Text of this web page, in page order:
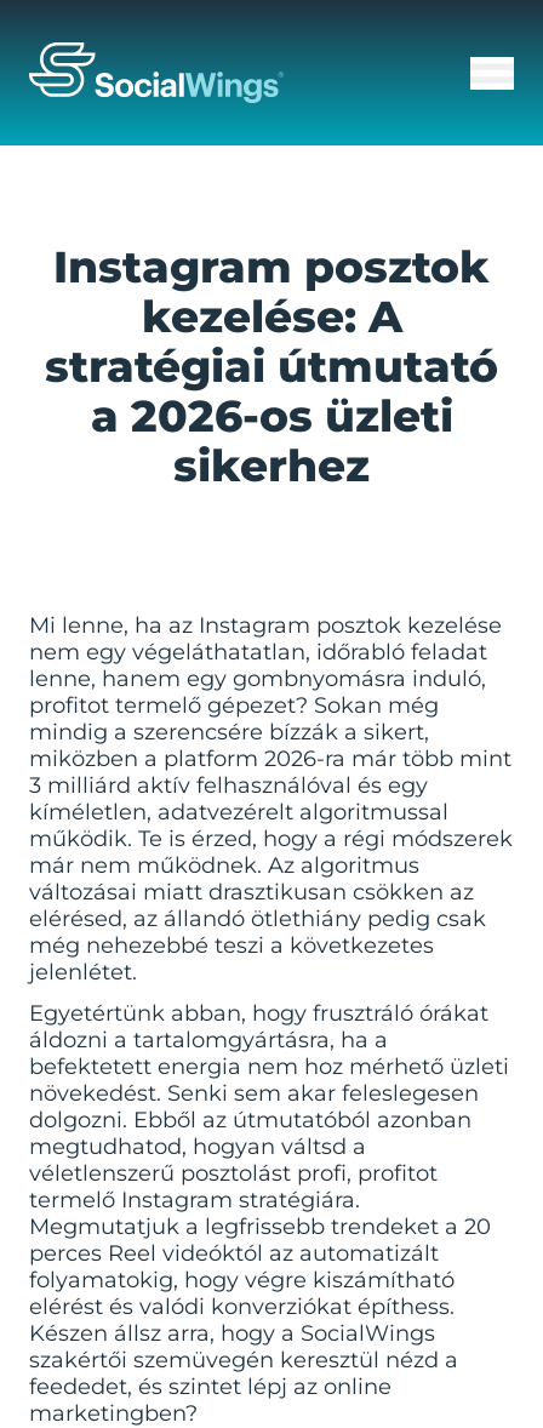
Instagram posztok
kezelése: A
stratégiai útmutató
a 2026-os üzleti
sikerhez
Mi lenne, ha az Instagram posztok kezelése
nem egy végeláthatatlan, időrabló feladat
lenne, hanem egy gombnyomásra induló,
profitot termelő gépezet? Sokan még
mindig a szerencsére bízzák a sikert,
miközben a platform 2026-ra már több mint
3 milliárd aktív felhasználóval és egy
kíméletlen, adatvezérelt algoritmussal
működik. Te is érzed, hogy a régi módszerek
már nem működnek. Az algoritmus
változásai miatt drasztikusan csökken az
elérésed, az állandó ötlethiány pedig csak
még nehezebbé teszi a következetes
jelenlétet.
Egyetértünk abban, hogy frusztráló órákat
áldozni a tartalomgyártásra, ha a
befektetett energia nem hoz mérhető üzleti
növekedést. Senki sem akar feleslegesen
dolgozni. Ebből az útmutatóból azonban
megtudhatod, hogyan váltsd a
véletlenszerű posztolást profi, profitot
termelő Instagram stratégiára.
Megmutatjuk a legfrissebb trendeket a 20
perces Reel videóktól az automatizált
folyamatokig, hogy végre kiszámítható
elérést és valódi konverziókat építhess.
Készen állsz arra, hogy a SocialWings
szakértői szemüvegén keresztül nézd a
feededet, és szintet lépj az online
marketingben?